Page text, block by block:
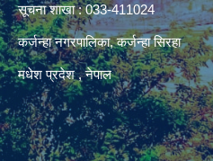
सूचना शाखा : 033-411024
कर्जन्हा नगरपालिका, कर्जन्हा सिरहा
मधेश प्रदेश , नेपाल